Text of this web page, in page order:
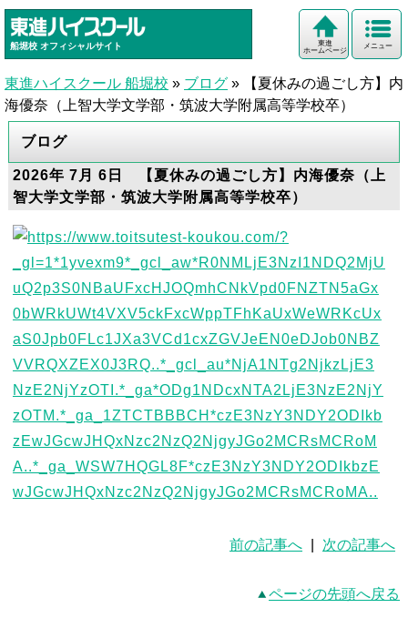
船堀校 オフィシャルサイト メニュー
東進
ホームページ
東進ハイスクール 船堀校 » ブログ »
【夏休みの過ごし方】内
海優奈（上智大学文学部・筑波大学附属高等学校卒）
ブログ
2026年 7月 6日 【夏休みの過ごし方】内海優奈（上
智大学文学部・筑波大学附属高等学校卒）
前の記事へ 次の記事へ
ページの先頭へ戻る